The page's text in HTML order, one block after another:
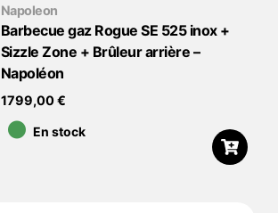
Napoleon
Barbecue gaz Rogue SE 525 inox +
Sizzle Zone + Brûleur arrière –
Napoléon
1799,00€
•En stock